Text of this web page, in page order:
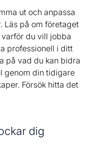
ut och anpassa
Läs på om företaget
du vill jobba
professionell i ditt
på vad du kan bidra
genom din tidigare
Försök hitta det
dig